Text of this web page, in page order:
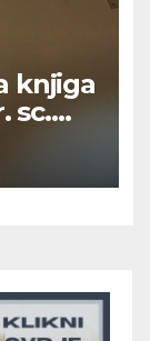
knjiga
sc.